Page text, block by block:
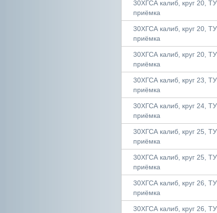
30ХГСА калиб, круг 20,
приёмка
30ХГСА калиб, круг 20,
приёмка
30ХГСА калиб, круг 20,
приёмка
30ХГСА калиб, круг 23,
приёмка
30ХГСА калиб, круг 24,
приёмка
30ХГСА калиб, круг 25,
приёмка
30ХГСА калиб, круг 25,
приёмка
30ХГСА калиб, круг 26,
приёмка
30ХГСА калиб, круг 26,